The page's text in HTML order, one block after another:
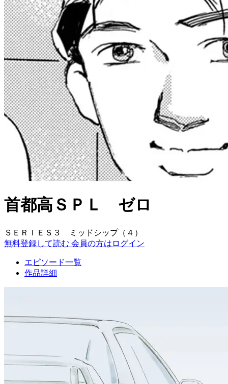
首都高ＳＰＬ ゼロ
ＳＥＲＩＥＳ３ ミッドシップ（４）
無料登録して読む 会員の方はログイン
エピソード一覧
作品詳細